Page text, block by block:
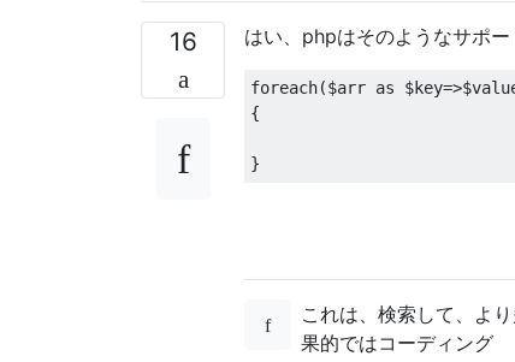
16 はい、phpはそのようなサポー
foreach($arr as $key=>
{
}
これは、検索して、よ
果的ではコーディング